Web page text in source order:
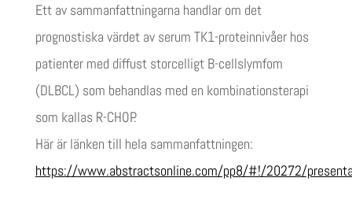
Ett av sammanfattningarna handlar om det
prognostiska värdet av serum TK1-proteinnivåer hos
patienter med diffust storcelligt B-cellslymfom
(DLBCL) som behandlas med en kombinationsterapi
som kallas R-CHOP.
Här är länken till hela sammanfattningen:
https://www.abstractsonline.com/pp8/#!/20272/